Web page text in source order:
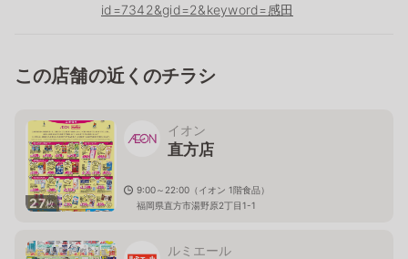
id=7342&gid=2&keyword=感田
この店舗の近くのチラシ
27枚
イオン
直方店
9:00～22:00（イオン 1階食品）
福岡県直方市湯野原2丁目1-1
ルミエール